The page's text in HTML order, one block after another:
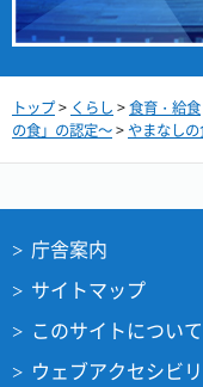
トップ> くらし >食育・給食
の食」の認定～> やまなし
庁舎案内
サイトマップ
このサイトについて
ウェブアクセシビ